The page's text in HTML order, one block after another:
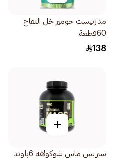
مذرنيست جوميز خل التفاح
60قطعة
138
+
سيريس ماس شوكولاتة 6باوند